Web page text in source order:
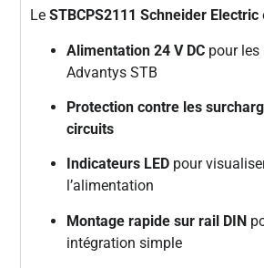
LeSTBCPS2111 Schneider Electric
Alimentation 24 V DC pour
Advantys STB
Protection contre les
circuits
Indicateurs LED pour
l’alimentation
Montage rapide sur rail DIN
intégration simple